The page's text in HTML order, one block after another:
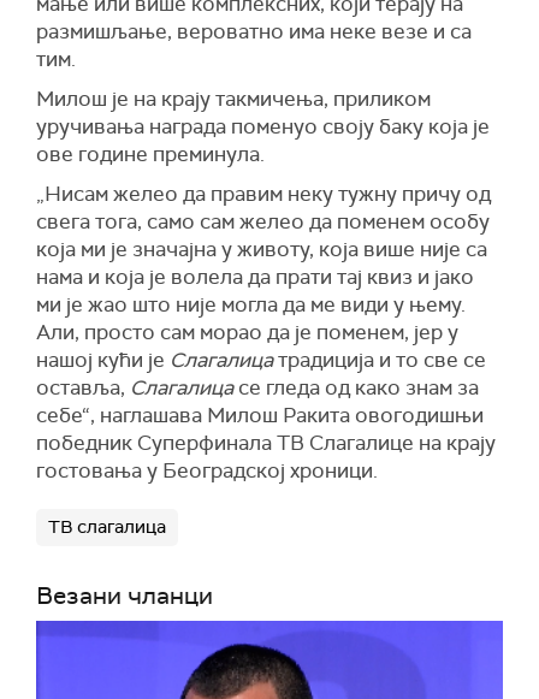
размишљање, вероватно има неке везе и са
тим.
Милош је на крају такмичења, приликом
уручивања награда поменуо своју баку која је
ове године преминула.
„Нисам желео да правим неку тужну причу од
свега тога, само сам желео да поменем особу
која ми је значајна у животу, која више није са
нама и која је волела да прати тај квиз и јако
ми је жао што није могла да ме види у њему.
Али, просто сам морао да је поменем, јер у
нашој кући је Слагалицатрадиција и то све се
оставља, Слагалицасе гледа од како знам за
себе“, наглашава Милош Ракита овогодишњи
победник Суперфинала ТВ Слагалице на крају
гостовања у Београдској хроници.
ТВ слагалица
Везани чланци